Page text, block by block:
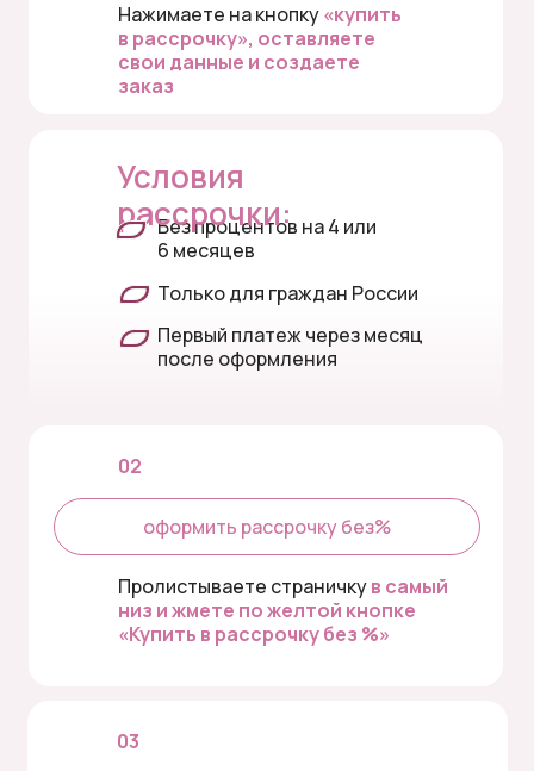
Нажимаете на кнопку«купить
в рассрочку», оставляете
свои данные и создаете
заказ
Пролистываете страничкув самый
низ и жмете по желтой кнопке
«Купить в рассрочку без %»
Без процентов на 4 или
6 месяцев
Только для граждан России
Первый платеж через месяц
после оформления
Условия
рассрочки:
02
03
оформить рассрочку без%